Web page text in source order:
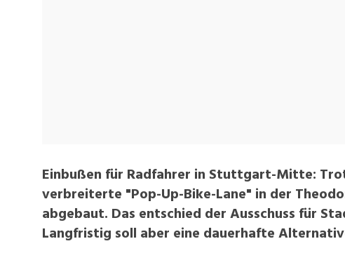
Einbußen für Radfahrer in Stuttgart-Mitte:
verbreiterte "Pop-Up-Bike-Lane" in der
abgebaut. Das entschied der Ausschuss für
Langfristig soll aber eine dauerhafte